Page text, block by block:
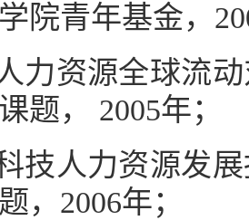
院青年基金，
力资源全球流
题， 2005年；
技人力资源发
，2006年；